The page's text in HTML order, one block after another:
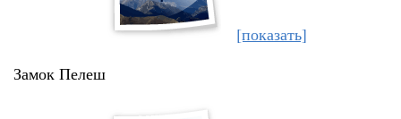
[показать]
Замок Пелеш